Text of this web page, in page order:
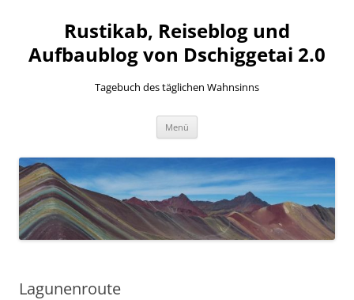
Rustikab, Reiseblog und
Aufbaublog von Dschiggetai 2.0
Tagebuch des täglichen Wahnsinns
Menü
Lagunenroute